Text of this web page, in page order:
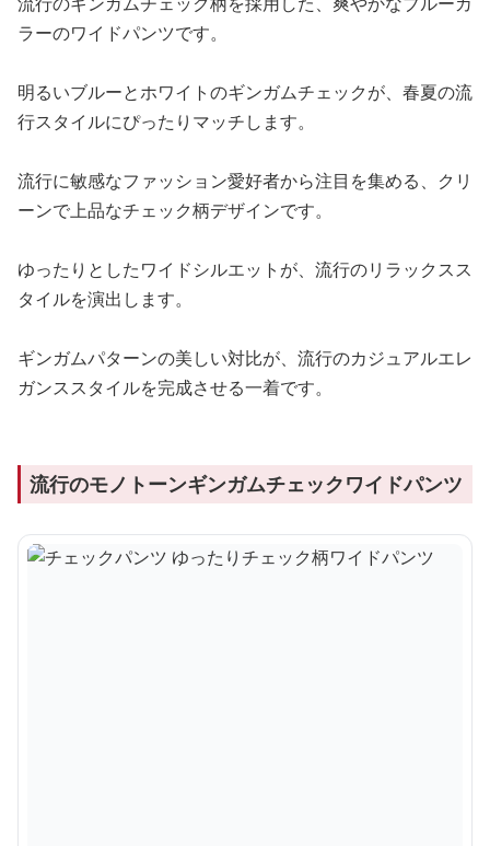
ラーのワイドパンツです。
明るいブルーとホワイトのギンガムチェックが、春夏の流
行スタイルにぴったりマッチします。
流行に敏感なファッション愛好者から注目を集める、クリ
ーンで上品なチェック柄デザインです。
ゆったりとしたワイドシルエットが、流行のリラックスス
タイルを演出します。
ギンガムパターンの美しい対比が、流行のカジュアルエレ
ガンススタイルを完成させる一着です。
流行のモノトーンギンガムチェックワイドパンツ